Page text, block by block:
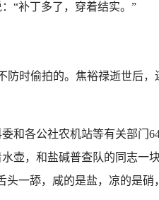
“补丁多了，穿着结实。”
时偷拍的。焦裕禄逝世后，
各公社农机站等有关部门
壶，和盐碱普查队的同志一
一舔，咸的是盐，凉的是